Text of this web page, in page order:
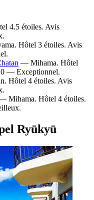
4.5 étoiles. Avis
Hôtel 3 étoiles. Avis
— Mihama. Hôtel
— Exceptionnel.
Hôtel 4 étoiles. Avis
Mihama. Hôtel 4 étoiles.
Ryūkyū